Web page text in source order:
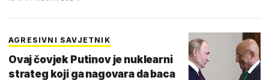
AGRESIVNI SAVJETNIK
Ovaj čovjek Putinov je nuklearni
strateg koji ga nagovara da baca